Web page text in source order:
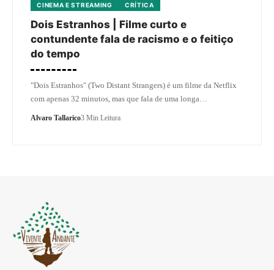
CINEMA E STREAMING CRÍTICA
Dois Estranhos | Filme curto e
contundente fala de racismo e o feitiço
do tempo
"Dois Estranhos" (Two Distant Strangers) é um filme da Netflix
com apenas 32 minutos, mas que fala de uma longa…
Alvaro Tallarico3 Min Leitura